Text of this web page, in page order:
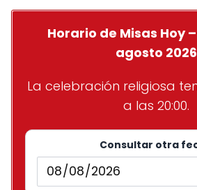
Horario de Misas Hoy
agosto 2026
La celebración religiosa
a las 20:00.
Consultar otra